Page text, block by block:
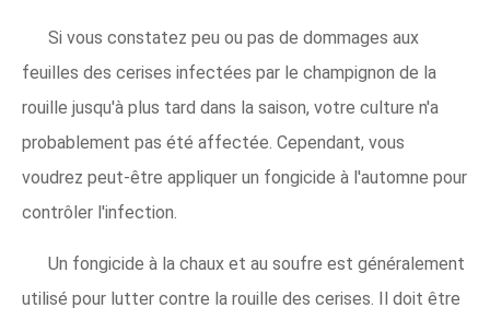
Si vous constatez peu ou pas de dommages aux
feuilles des cerises infectées par le champignon de la
rouille jusqu'à plus tard dans la saison, votre culture n'a
probablement pas été affectée. Cependant, vous
voudrez peut-être appliquer un fongicide à l'automne pour
contrôler l'infection.
Un fongicide à la chaux et au soufre est généralement
utilisé pour lutter contre la rouille des cerises. Il doit être